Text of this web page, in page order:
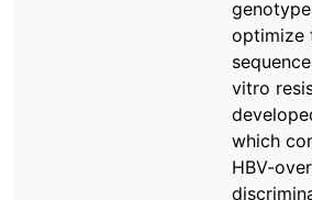
optimize
vitro
which
HBV-